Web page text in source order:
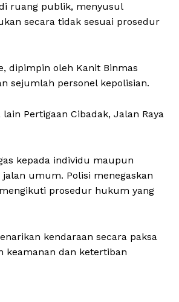
ruang publik, menyusul
secara tidak sesuai prosedur
dipimpin oleh Kanit Binmas
sejumlah personel kepolisian.
Pertigaan Cibadak, Jalan Raya
kepada individu maupun
umum. Polisi menegaskan
prosedur hukum yang
kendaraan secara paksa
keamanan dan ketertiban